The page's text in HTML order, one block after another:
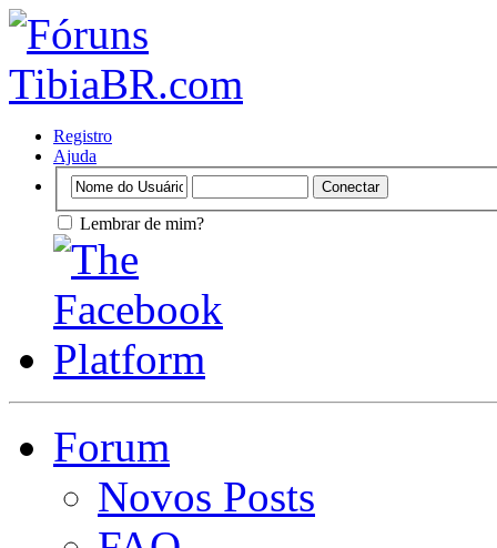
Registro
Ajuda
Lembrar de mim?
Forum
Novos Posts